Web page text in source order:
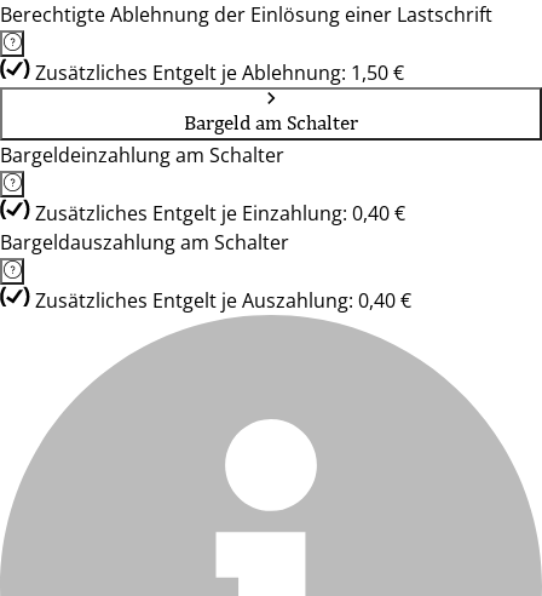
Berechtigte Ablehnung der Einlösung einer Lastschrift
Zusätzliches Entgelt je Ablehnung: 1,50 €
Bargeld am Schalter
Bargeldeinzahlung am Schalter
Zusätzliches Entgelt je Einzahlung: 0,40 €
Bargeldauszahlung am Schalter
Zusätzliches Entgelt je Auszahlung: 0,40 €